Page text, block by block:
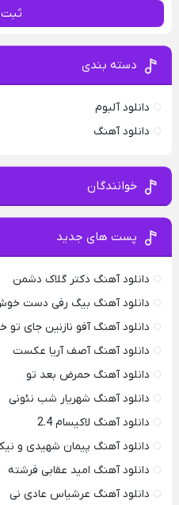
ثبت
دسته بندی
دانلود آلبوم
دانلود آهنگ
خوانندگان
پست های جدید
دانلود آهنگ دکتر گلاک دشمن
دانلود آهنگ بیگ رفی دست
دانلود آهنگ آفو نازنین جای تو
دانلود آهنگ آصف آریا عکست
دانلود آهنگ حمرض بعد تو
دانلود آهنگ شهریار شب نئونی
دانلود آهنگ لاکیسام 2.4
دانلود آهنگ پیمان شهیدی و
دانلود آهنگ امید عقابی فرشته
دانلود آهنگ عرشیاس عادی نی